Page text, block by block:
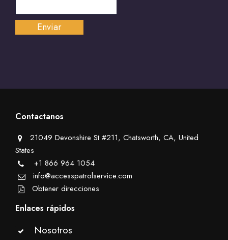
Contactanos
21049 Devonshire St #211, Chatsworth, CA, United
States
+1 866 964 1054
info@accesspatrolservice.com
Obtener direcciones
Enlaces rápidos
Nosotros